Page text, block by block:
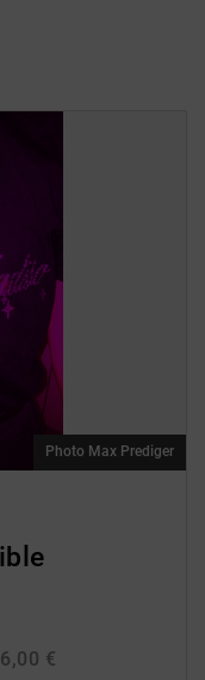
€
Photo Max Prediger